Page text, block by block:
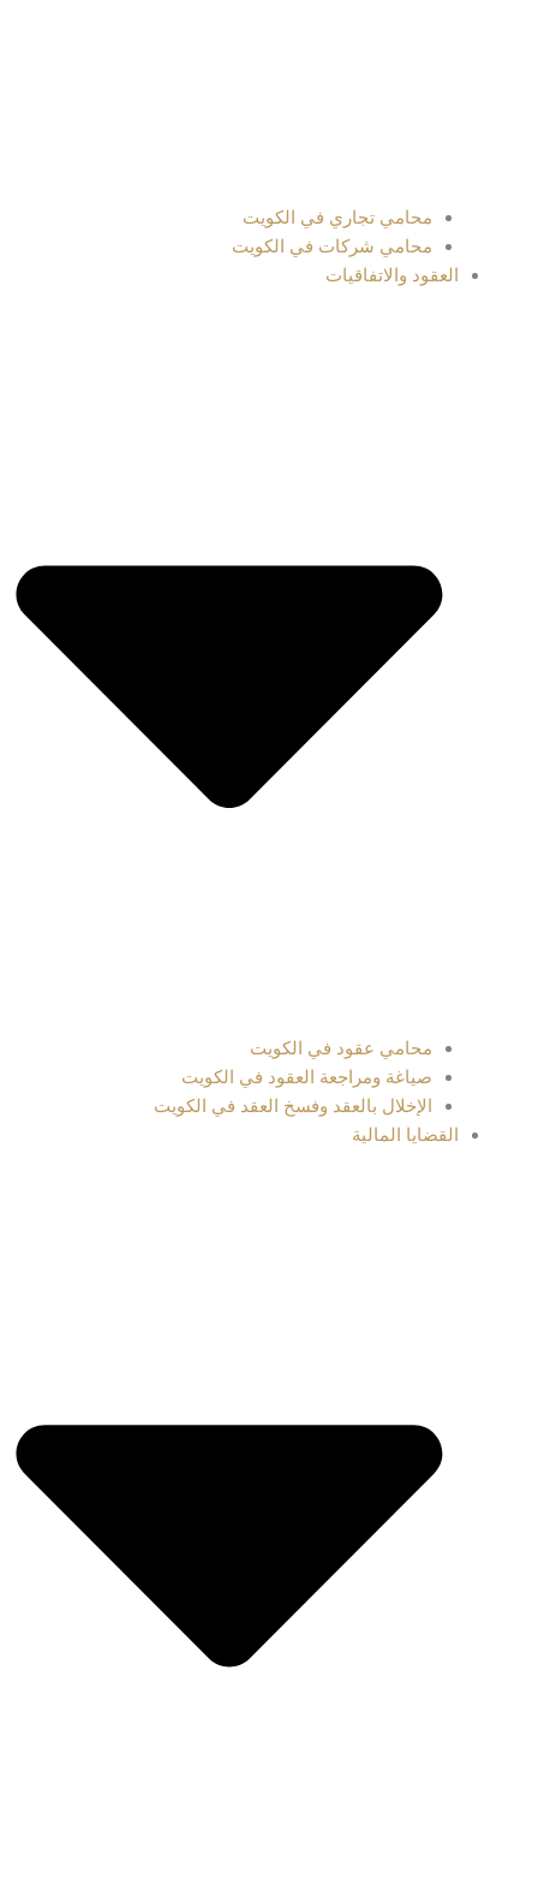
محامي تجاري في الكويت
محامي شركات في الكويت
العقود والاتفاقيات
محامي عقود في الكويت
صياغة ومراجعة العقود في الكويت
الإخلال بالعقد وفسخ العقد في الكويت
القضايا المالية